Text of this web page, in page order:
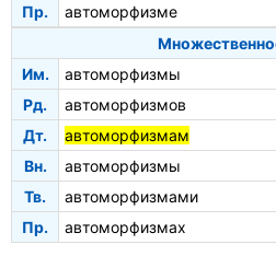
Пр.
автоморфизме
Им.
автоморфизмы
Рд.
автоморфизмов
Дт.
автоморфизмам
Вн.
автоморфизмы
Тв.
автоморфизмами
Пр.
автоморфизмах